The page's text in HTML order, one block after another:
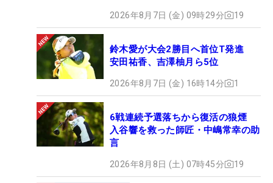
2026年8月7日 (金) 09時29分 19
鈴木愛が大会2勝目へ首位T発進
安田祐香、吉澤柚月ら5位
2026年8月7日 (金) 16時14分 1
6戦連続予選落ちから復活の狼煙
入谷響を救った師匠・中嶋常幸の助
言
2026年8月8日 (土) 07時45分 19